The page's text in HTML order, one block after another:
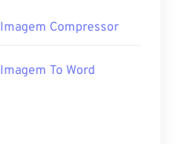
Imagem Compressor
Imagem To Word